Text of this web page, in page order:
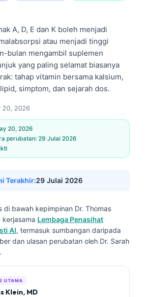
A, D, E dan K boleh menjadi
atau menjadi tinggi
bulan mengambil suplemen
yang paling selamat biasanya
tahap vitamin bersama kalsium,
simptom, dan sejarah dos.
20, 2026
20, 2026
perubatan: 29 Julai 2026
Terakhir:29 Julai 2026
di bawah kepimpinan Dr. Thomas
kerjasama Lembaga Penasihat
AI, termasuk sumbangan daripada
dan ulasan perubatan oleh Dr. Sarah
UTAMA
Klein, MD